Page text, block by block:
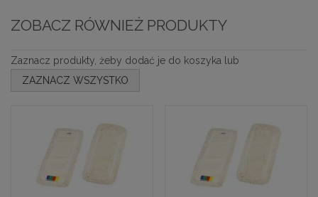
ZOBACZ RÓWNIEŻ PRODUKTY
Zaznacz produkty, żeby dodać je do koszyka lub
ZAZNACZ WSZYSTKO